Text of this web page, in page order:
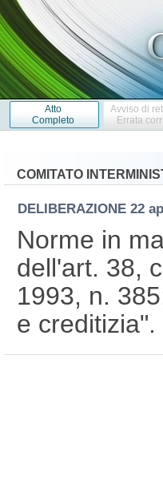
Atto
Completo
Avviso di
Errata
COMITATO
DELIBERAZIONE 22
Norme in
dell'art. 38,
1993, n.
e creditizia".